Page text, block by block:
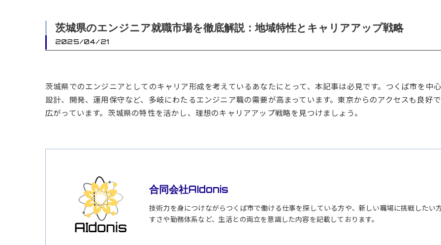
茨城県のエンジニア就職市場を徹底解説：地域特性とキャリアアップ戦略
2025/04/21
茨城県でのエンジニアとしてのキャリア形成を考えているあなたにとって、本記事は必見です。つくば市を中
設計、開発、運用保守など、多岐にわたるエンジニア職の需要が高まっています。東京からのアクセスも良好
広がっています。茨城県の特性を活かし、理想のキャリアアップ戦略を見つけましょう。
合同会社AIdonis
技術力を身につけながらつくば市で働ける仕事を探している方や、新しい職場に挑戦したい
すさや勤務体系など、生活との両立を意識した内容を記載しております。